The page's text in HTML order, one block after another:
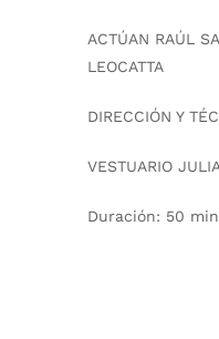
ACTÚAN RAÚL
LEOCATTA
DIRECCIÓN Y
VESTUARIO
Duración: 50 min